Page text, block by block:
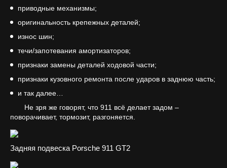
приводные механизмы;
оригинальность крепежных деталей;
износ шин;
течи/запотевания амортизаторов;
признаки замены деталей ходовой части;
признаки кузовного ремонта после ударов в заднюю часть;
и так далее…
Не зря же говорят, что 911 всё делает задом –
поворачивает, тормозит, разгоняется.
Задняя подвеска Porsche 911 GT2